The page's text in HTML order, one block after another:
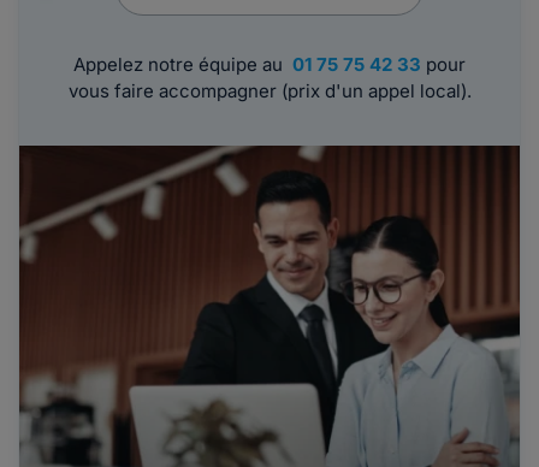
Appelez notre équipe au 01 75 75 42 33 pour
vous faire accompagner (prix d'un appel local).